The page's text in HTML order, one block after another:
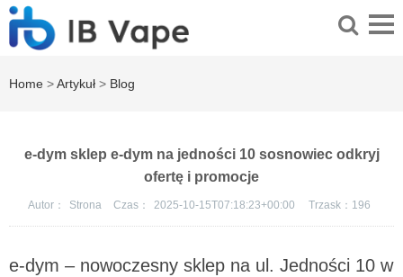
Home >Artykuł > Blog
e-dym sklep e-dym na jedności 10 sosnowiec odkryj
ofertę i promocje
Autor： Strona Czas： 2025-10-15T07:18:23+00:00 Trzask： 196
e-dym – nowoczesny sklep na ul. Jedności 10 w